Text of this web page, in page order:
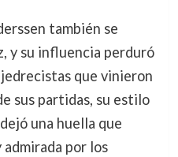
también se
y su influencia perduró
que vinieron
sus partidas, su estilo
una huella que
por los